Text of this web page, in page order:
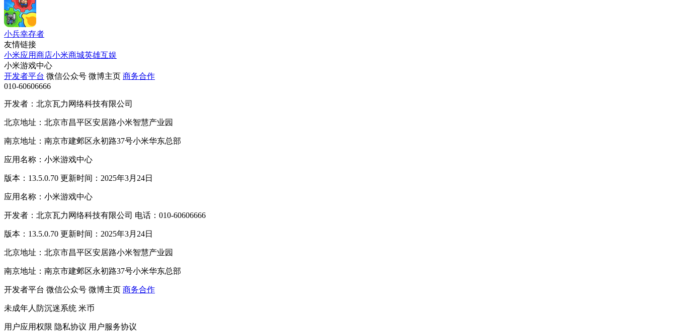
小兵幸存者
友情链接
小米应用商店小米商城英雄互娱
小米游戏中心
开发者平台 微信公众号 微博主页 商务合作
010-60606666
开发者：北京瓦力网络科技有限公司
北京地址：北京市昌平区安居路小米智慧产业园
南京地址：南京市建邺区永初路37号小米华东总部
应用名称：小米游戏中心
版本：13.5.0.70 更新时间：2025年3月24日
应用名称：小米游戏中心
开发者：北京瓦力网络科技有限公司 电话：010-60606666
版本：13.5.0.70 更新时间：2025年3月24日
北京地址：北京市昌平区安居路小米智慧产业园
南京地址：南京市建邺区永初路37号小米华东总部
开发者平台 微信公众号 微博主页 商务合作
未成年人防沉迷系统 米币
用户应用权限 隐私协议 用户服务协议